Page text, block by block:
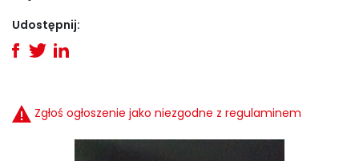
Udostępnij:
Zgłoś ogłoszenie jako niezgodne z regulaminem